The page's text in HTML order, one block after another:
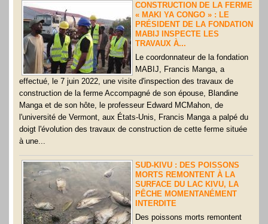
CONSTRUCTION DE LA FERME
« MAKI YA CONGO » : LE
PRÉSIDENT DE LA FONDATION
MABIJ INSPECTE LES
TRAVAUX À...
Le coordonnateur de la fondation
MABIJ, Francis Manga, a
effectué, le 7 juin 2022, une visite d'inspection des travaux de
construction de la ferme Accompagné de son épouse, Blandine
Manga et de son hôte, le professeur Edward MCMahon, de
l'université de Vermont, aux États-Unis, Francis Manga a palpé du
doigt l'évolution des travaux de construction de cette ferme située
à une...
SUD-KIVU : DES POISSONS
MORTS REMONTENT À LA
SURFACE DU LAC KIVU, LA
PÊCHE MOMENTANÉMENT
INTERDITE
Des poissons morts remontent